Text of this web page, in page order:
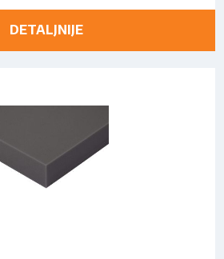
DETALJNIJE